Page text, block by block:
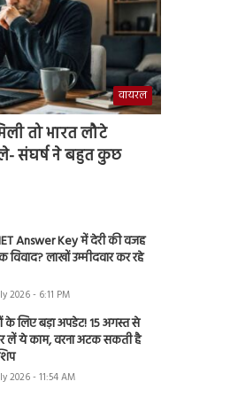
वायरल
तो भारत लौटे
संघर्ष ने बहुत कुछ
Answer Key में देरी की वजह
विवाद? लाखों उम्मीदवार कर रहे
2026 - 6:11 PM
के लिए बड़ा अपडेट! 15 अगस्त से
लें ये काम, वरना अटक सकती है
2026 - 11:54 AM